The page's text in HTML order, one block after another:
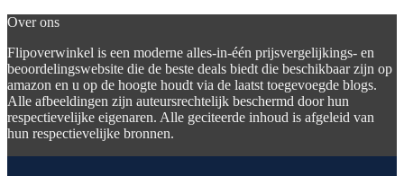
Over ons
Flipoverwinkel is een moderne alles-in-één prijsvergelijkings- en
beoordelingswebsite die de beste deals biedt die beschikbaar zijn op
amazon en u op de hoogte houdt via de laatst toegevoegde blogs.
Alle afbeeldingen zijn auteursrechtelijk beschermd door hun
respectievelijke eigenaren. Alle geciteerde inhoud is afgeleid van
hun respectievelijke bronnen.